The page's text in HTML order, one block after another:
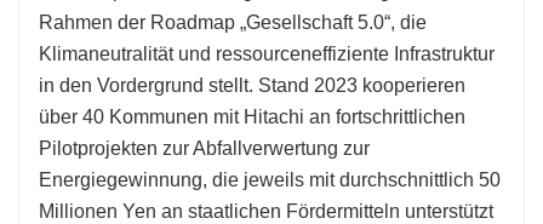
Rahmen der Roadmap „Gesellschaft 5.0“, die
Klimaneutralität und ressourceneffiziente Infrastruktur
in den Vordergrund stellt. Stand 2023 kooperieren
über 40 Kommunen mit Hitachi an fortschrittlichen
Pilotprojekten zur Abfallverwertung zur
Energiegewinnung, die jeweils mit durchschnittlich 50
Millionen Yen an staatlichen Fördermitteln unterstützt